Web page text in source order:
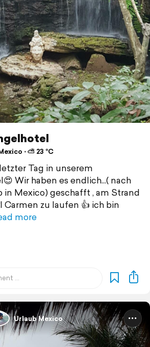
⋅ ⛅ 23 °C
Tag in unserem
Wir haben es endlich...( nach
in Mexico) geschafft , am Strand
Carmen zu laufen 👍 ich bin
more
Urlaub Mexico